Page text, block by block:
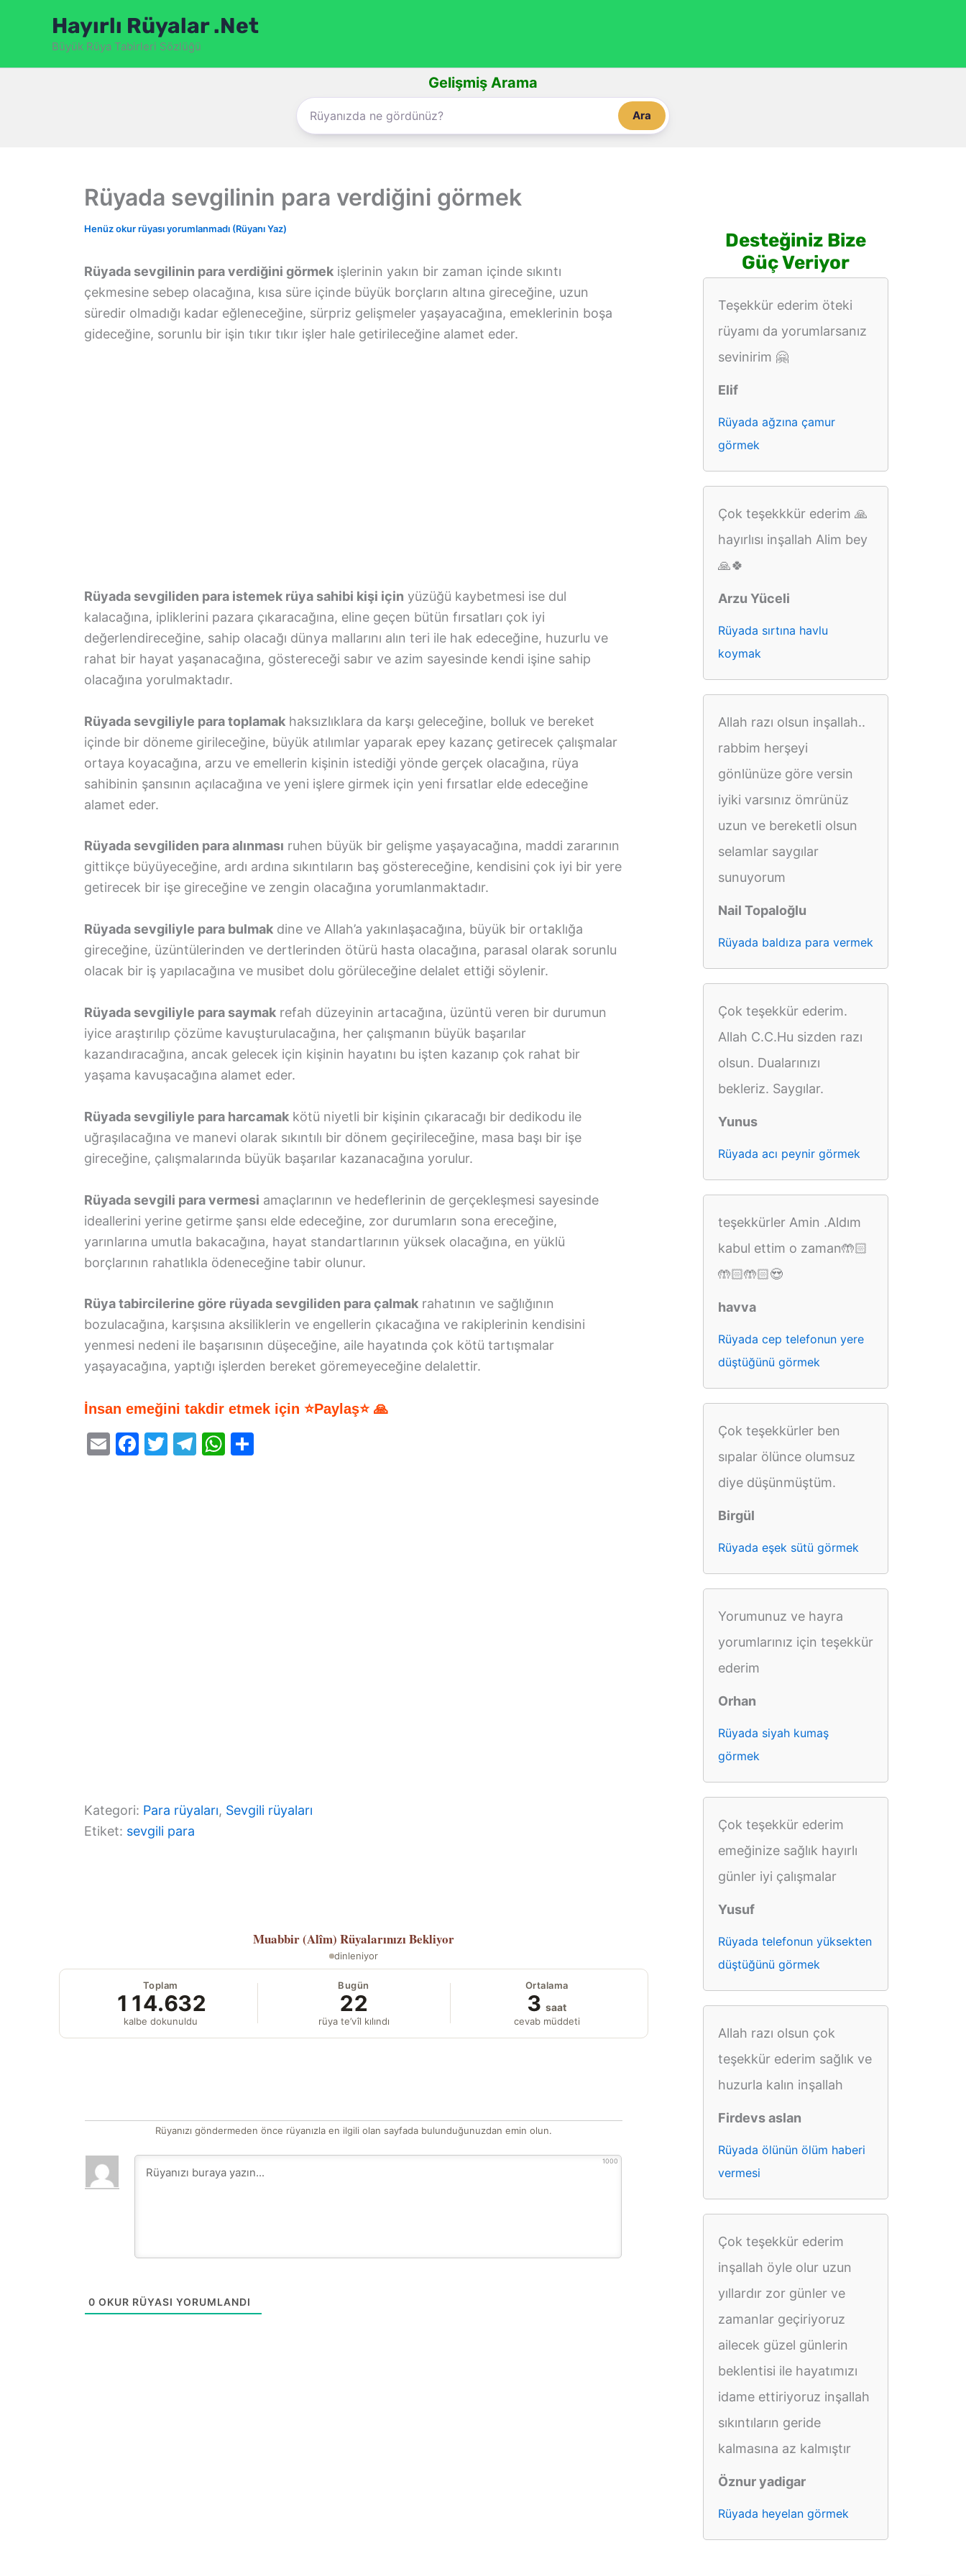
Hayırlı Rüyalar .Net
Büyük Rüya Tabirleri Sözlüğü
Gelişmiş Arama
Ara
Rüyada sevgilinin para verdiğini görmek
Henüz okur rüyası yorumlanmadı (Rüyanı Yaz)
Rüyada sevgilinin para verdiğini görmek işlerinin yakın bir zaman içinde sıkıntı
çekmesine sebep olacağına, kısa süre içinde büyük borçların altına gireceğine, uzun
süredir olmadığı kadar eğleneceğine, sürpriz gelişmeler yaşayacağına, emeklerinin boşa
gideceğine, sorunlu bir işin tıkır tıkır işler hale getirileceğine alamet eder.
Rüyada sevgiliden para istemek rüya sahibi kişi için yüzüğü kaybetmesi ise dul
kalacağına, ipliklerini pazara çıkaracağına, eline geçen bütün fırsatları çok iyi
değerlendireceğine, sahip olacağı dünya mallarını alın teri ile hak edeceğine, huzurlu ve
rahat bir hayat yaşanacağına, göstereceği sabır ve azim sayesinde kendi işine sahip
olacağına yorulmaktadır.
Rüyada sevgiliyle para toplamak haksızlıklara da karşı geleceğine, bolluk ve bereket
içinde bir döneme girileceğine, büyük atılımlar yaparak epey kazanç getirecek çalışmalar
ortaya koyacağına, arzu ve emellerin kişinin istediği yönde gerçek olacağına, rüya
sahibinin şansının açılacağına ve yeni işlere girmek için yeni fırsatlar elde edeceğine
alamet eder.
Rüyada sevgiliden para alınması ruhen büyük bir gelişme yaşayacağına, maddi zararının
gittikçe büyüyeceğine, ardı ardına sıkıntıların baş göstereceğine, kendisini çok iyi bir yere
getirecek bir işe gireceğine ve zengin olacağına yorumlanmaktadır.
Rüyada sevgiliyle para bulmak dine ve Allah’a yakınlaşacağına, büyük bir ortaklığa
gireceğine, üzüntülerinden ve dertlerinden ötürü hasta olacağına, parasal olarak sorunlu
olacak bir iş yapılacağına ve musibet dolu görüleceğine delalet ettiği söylenir.
Rüyada sevgiliyle para saymak refah düzeyinin artacağına, üzüntü veren bir durumun
iyice araştırılıp çözüme kavuşturulacağına, her çalışmanın büyük başarılar
kazandıracağına, ancak gelecek için kişinin hayatını bu işten kazanıp çok rahat bir
yaşama kavuşacağına alamet eder.
Rüyada sevgiliyle para harcamak kötü niyetli bir kişinin çıkaracağı bir dedikodu ile
uğraşılacağına ve manevi olarak sıkıntılı bir dönem geçirileceğine, masa başı bir işe
gireceğine, çalışmalarında büyük başarılar kazanacağına yorulur.
Rüyada sevgili para vermesi amaçlarının ve hedeflerinin de gerçekleşmesi sayesinde
ideallerini yerine getirme şansı elde edeceğine, zor durumların sona ereceğine,
yarınlarına umutla bakacağına, hayat standartlarının yüksek olacağına, en yüklü
borçlarının rahatlıkla ödeneceğine tabir olunur.
Rüya tabircilerine göre rüyada sevgiliden para çalmak rahatının ve sağlığının
bozulacağına, karşısına aksiliklerin ve engellerin çıkacağına ve rakiplerinin kendisini
yenmesi nedeni ile başarısının düşeceğine, aile hayatında çok kötü tartışmalar
yaşayacağına, yaptığı işlerden bereket göremeyeceğine delalettir.
İnsan emeğini takdir etmek için ⭐Paylaş⭐ 🙏
E
F
T
T
W
Kategori: Para rüyaları, Sevgili rüyaları
Etiket: sevgili para
Muabbir (Alîm) Rüyalarınızı Bekliyor
dinleniyor
Toplam
114.632
kalbe dokunuldu
Bugün
22
rüya te’vîl kılındı
Ortalama
3 saat
cevab müddeti
Rüyanızı göndermeden önce rüyanızla en ilgili olan sayfada bulunduğunuzdan emin olun.
1000
0 OKUR RÜYASI YORUMLANDI
Desteğiniz Bize
Güç Veriyor
Teşekkür ederim öteki
rüyamı da yorumlarsanız
sevinirim 🤗
Elif
Rüyada ağzına çamur
görmek
Çok teşekkkür ederim 🙏
hayırlısı inşallah Alim bey
🙏🍀
Arzu Yüceli
Rüyada sırtına havlu
koymak
Allah razı olsun inşallah..
rabbim herşeyi
gönlünüze göre versin
iyiki varsınız ömrünüz
uzun ve bereketli olsun
selamlar saygılar
sunuyorum
Nail Topaloğlu
Rüyada baldıza para vermek
Çok teşekkür ederim.
Allah C.C.Hu sizden razı
olsun. Dualarınızı
bekleriz. Saygılar.
Yunus
Rüyada acı peynir görmek
teşekkürler Amin .Aldım
kabul ettim o zaman🤲🏻
🤲🏻🤲🏻😍
havva
Rüyada cep telefonun yere
düştüğünü görmek
Çok teşekkürler ben
sıpalar ölünce olumsuz
diye düşünmüştüm.
Birgül
Rüyada eşek sütü görmek
Yorumunuz ve hayra
yorumlarınız için teşekkür
ederim
Orhan
Rüyada siyah kumaş
görmek
Çok teşekkür ederim
emeğinize sağlık hayırlı
günler iyi çalışmalar
Yusuf
Rüyada telefonun yüksekten
düştüğünü görmek
Allah razı olsun çok
teşekkür ederim sağlık ve
huzurla kalın inşallah
Firdevs aslan
Rüyada ölünün ölüm haberi
vermesi
Çok teşekkür ederim
inşallah öyle olur uzun
yıllardır zor günler ve
zamanlar geçiriyoruz
ailecek güzel günlerin
beklentisi ile hayatımızı
idame ettiriyoruz inşallah
sıkıntıların geride
kalmasına az kalmıştır
Öznur yadigar
Rüyada heyelan görmek